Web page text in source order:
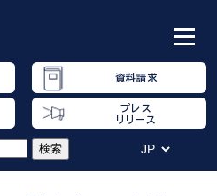
資料請求
プレス
リリース